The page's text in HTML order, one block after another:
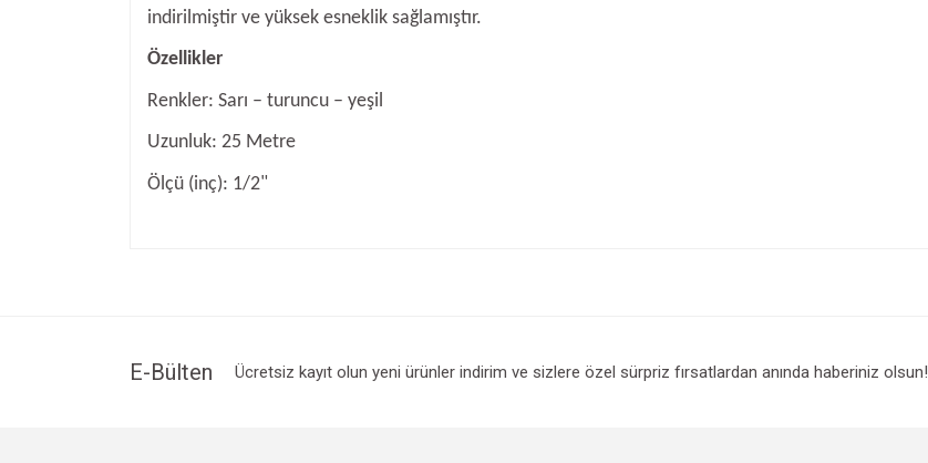
indirilmiştir ve yüksek esneklik sağlamıştır.
Özellikler
Renkler: Sarı – turuncu – yeşil
Uzunluk: 25 Metre
Ölçü (inç): 1/2"
Ürün bilgilerinde hatalar bulunuyor.
E-Bülten Ücretsiz kayıt olun yeni ürünler indirim ve sizlere özel sürpriz fırsatlardan anında haberiniz olsun!